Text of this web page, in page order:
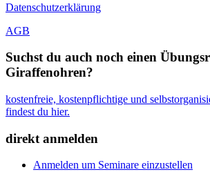
Datenschutzerklärung
AGB
Suchst du auch noch einen
Giraffenohren?
kostenfreie, kostenpflichtige und
findest du hier.
direkt anmelden
Anmelden um Seminare einzustellen